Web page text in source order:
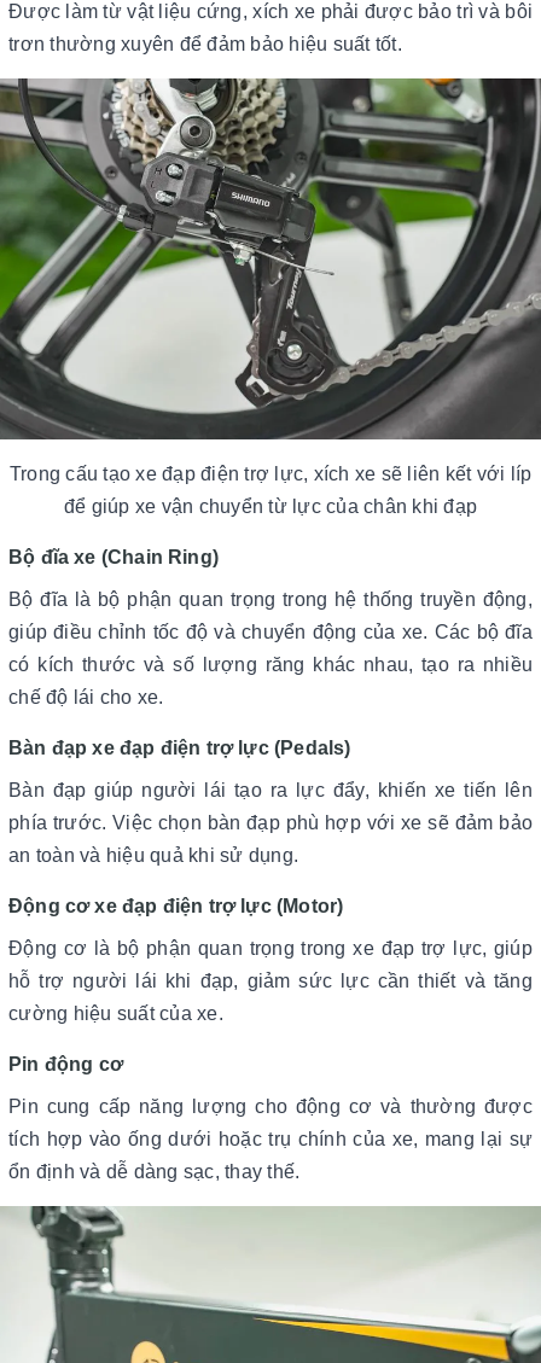
Được làm từ vật liệu cứng, xích xe phải được bảo trì và bôi
trơn thường xuyên để đảm bảo hiệu suất tốt.
Trong cấu tạo xe đạp điện trợ lực, xích xe sẽ liên kết với líp
để giúp xe vận chuyển từ lực của chân khi đạp
Bộ đĩa xe (Chain Ring)
Bộ đĩa là bộ phận quan trọng trong hệ thống truyền động,
giúp điều chỉnh tốc độ và chuyển động của xe. Các bộ đĩa
có kích thước và số lượng răng khác nhau, tạo ra nhiều
chế độ lái cho xe.
Bàn đạp xe đạp điện trợ lực (Pedals)
Bàn đạp giúp người lái tạo ra lực đẩy, khiến xe tiến lên
phía trước. Việc chọn bàn đạp phù hợp với xe sẽ đảm bảo
an toàn và hiệu quả khi sử dụng.
Động cơ xe đạp điện trợ lực (Motor)
Động cơ là bộ phận quan trọng trong xe đạp trợ lực, giúp
hỗ trợ người lái khi đạp, giảm sức lực cần thiết và tăng
cường hiệu suất của xe.
Pin động cơ
Pin cung cấp năng lượng cho động cơ và thường được
tích hợp vào ống dưới hoặc trụ chính của xe, mang lại sự
ổn định và dễ dàng sạc, thay thế.